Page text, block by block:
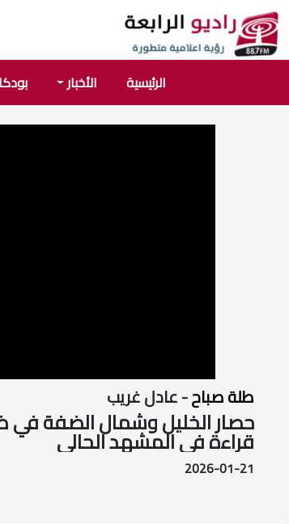
الرئيسية الأخبار
طلة صباح- عادل غريب
حصار الخليل وشمال الضفة في
قراءة في المشهد الحالي
2026-01-21